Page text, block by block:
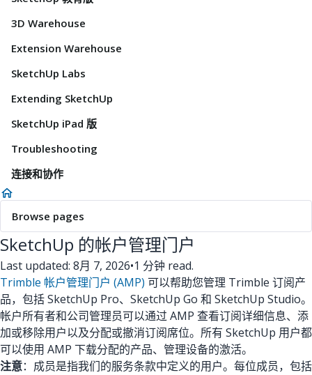
3D Warehouse
Extension Warehouse
SketchUp Labs
Extending SketchUp
SketchUp iPad 版
Troubleshooting
连接和协作
Browse pages
SketchUp 的帐户管理门户
Last updated: 8月 7, 2026•1 分钟 read.
Trimble 帐户管理门户 (AMP) 可以帮助您管理 Trimble 订阅产
品，包括 SketchUp Pro、SketchUp Go 和 SketchUp Studio。
帐户所有者和公司管理员可以通过 AMP 查看订阅详细信息、添
加或移除用户以及分配或撤消订阅席位。所有 SketchUp 用户都
可以使用 AMP 下载分配的产品、管理设备的激活。
注意：成员是指我们的服务条款中定义的用户。每位成员，包括